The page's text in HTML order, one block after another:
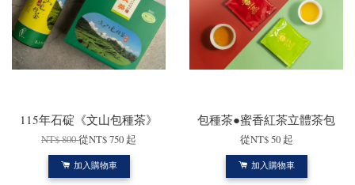
115年石碇《文山包種茶》
NT$ 800從NT$ 750 起
加入購物車
包種茶●蜜香紅茶立體茶包
從NT$ 50 起
加入購物車